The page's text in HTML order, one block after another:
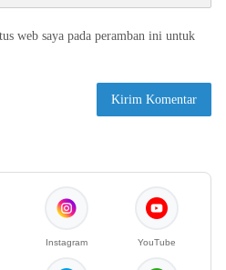
web saya pada peramban ini untuk
Instagram YouTube